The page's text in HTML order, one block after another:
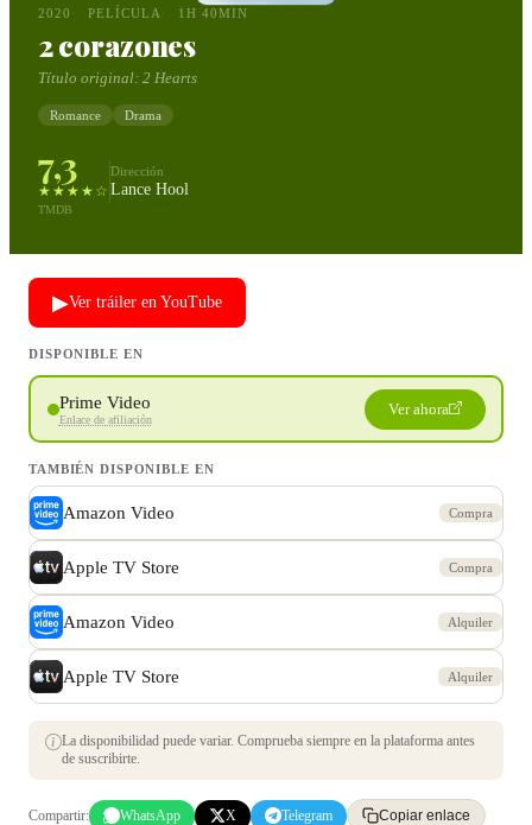
2020 PELÍCULA 1H 40MIN
2 corazones
Título original: 2 Hearts
Romance Drama
7,3
★★★★☆
TMDB
Dirección
Lance Hool
▶Ver tráiler en YouTube
DISPONIBLE EN
Prime Video
Enlace de afiliación
Ver ahora
TAMBIÉN DISPONIBLE EN
Amazon Video Compra
Apple TV Store Compra
Amazon Video Alquiler
Apple TV Store Alquiler
La disponibilidad puede variar. Comprueba siempre en la plataforma antes
de suscribirte.
Compartir: WhatsApp X Telegram Copiar enlace